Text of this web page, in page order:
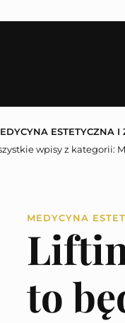
ESTETYCZNA I
wpisy z kategorii:
MEDYCYNA
to